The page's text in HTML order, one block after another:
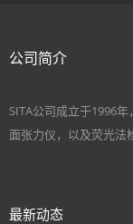
公司简介
SITA公司成立于1996
面张力仪，以及荧光法
最新动态